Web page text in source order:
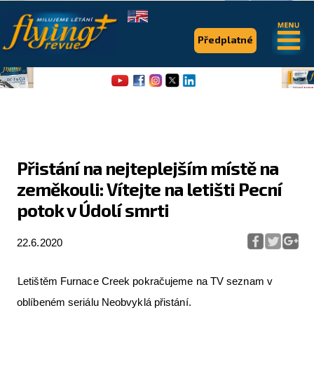
Přistání na nejteplejším místě na
zeměkouli: Vítejte na letišti Pecní
potok v Údolí smrti
22.6.2020
Letištěm Furnace Creek pokračujeme na TV seznam v
oblíbeném seriálu Neobvyklá přistání.
Předplatné
.
Flying Revue
Články
Pro piloty
Série & speciály